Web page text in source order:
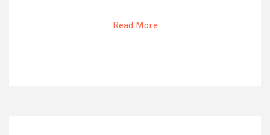
Read More